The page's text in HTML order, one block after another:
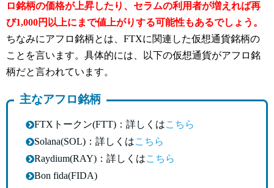
ロ銘柄の価格が上昇したり、セラムの利用者が増えれば再
び1,000円以上にまで値上がりする可能性もあるでしょう。
ちなみにアフロ銘柄とは、FTXに関連した仮想通貨銘柄の
ことを言います。具体的には、以下の仮想通貨がアフロ銘
柄だと言われています。
主なアフロ銘柄
FTXトークン(FTT)：詳しくはこちら
Solana(SOL)：詳しくはこちら
Raydium(RAY)：詳しくはこちら
Bon fida(FIDA)